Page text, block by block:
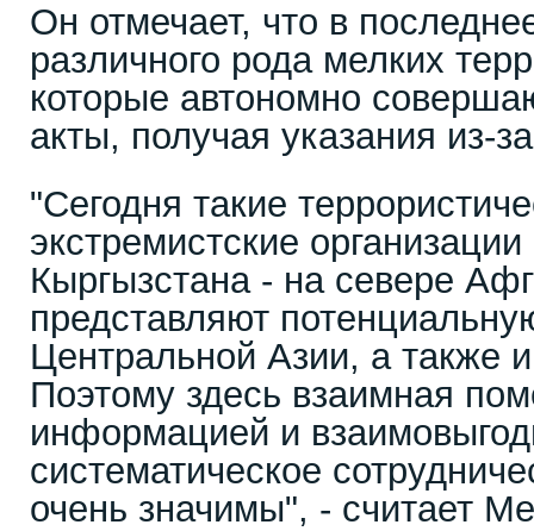
Он отмечает, что в
различного рода мелких
которые автономно
акты, получая указания из-
"Сегодня такие
экстремистские
Кыргызстана - на севере
представляют
Центральной Азии, а также
Поэтому здесь взаимная
информацией и
систематическое
очень значимы", - считает